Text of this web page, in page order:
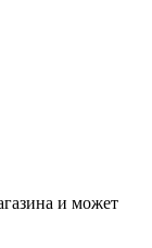
и может